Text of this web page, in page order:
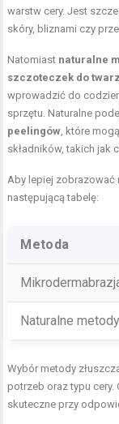
warstw cery. Jest
skóry, bliznami czy
Natomiast naturalne
szczoteczek do
wprowadzić do
sprzętu. Naturalne
peelingów , które
składników, takich jak
Aby lepiej zobrazować
następującą tabelę:
Metoda
Naturalne metody
Wybór metody
potrzeb oraz typu
skuteczne przy